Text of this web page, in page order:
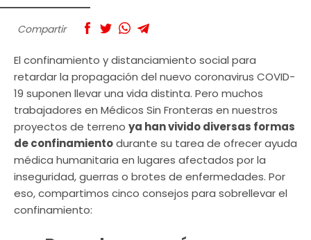
Compartir
El confinamiento y distanciamiento social para
retardar la propagación del nuevo coronavirus COVID-
19 suponen llevar una vida distinta. Pero muchos
trabajadores en Médicos Sin Fronteras en nuestros
proyectos de terreno ya han vivido diversas formas
de confinamientodurante su tarea de ofrecer ayuda
médica humanitaria en lugares afectados por la
inseguridad, guerras o brotes de enfermedades. Por
eso, compartimos cinco consejos para sobrellevar el
confinamiento: